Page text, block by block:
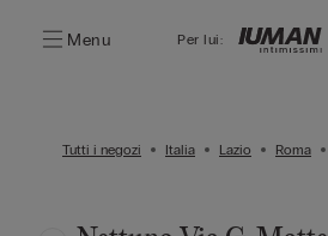
Menu Per lui:
Tutti i negozi Italia Lazio Roma